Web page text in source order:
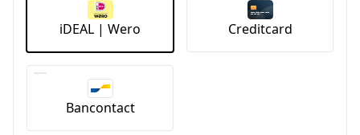
iDEAL | Wero Creditcard
Bancontact